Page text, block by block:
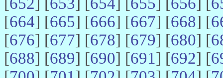
[664] [665] [666] [667] [668] [
[676] [677] [678] [679] [680] [
[688] [689] [690] [691] [692] [